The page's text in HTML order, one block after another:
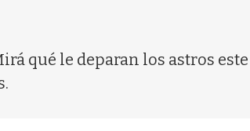
qué le deparan los astros